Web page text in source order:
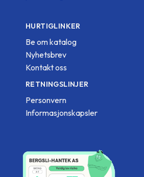
HURTIGLINKER
Be om katalog
Nyhetsbrev
Kontakt oss
RETNINGSLINJER
Personvern
Informasjonskapsler